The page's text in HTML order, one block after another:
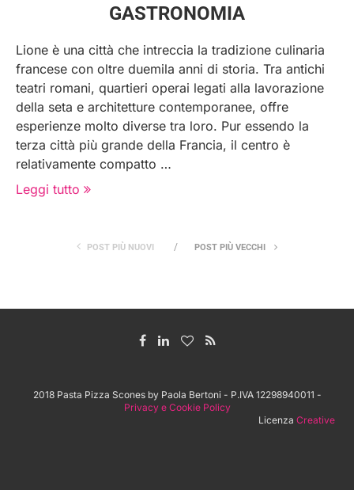
GASTRONOMIA
Lione è una città che intreccia la tradizione culinaria
francese con oltre duemila anni di storia. Tra antichi
teatri romani, quartieri operai legati alla lavorazione
della seta e architetture contemporanee, offre
esperienze molto diverse tra loro. Pur essendo la
terza città più grande della Francia, il centro è
relativamente compatto …
Leggi tutto
POST PIÙ NUOVI POST PIÙ VECCHI
2018 Pasta Pizza Scones by Paola Bertoni - P.IVA 12298940011 -
Privacy e Cookie Policy
Licenza Creative